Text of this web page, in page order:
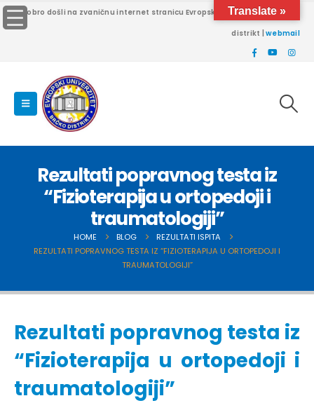
Dobro došli na zvaničnu internet stranicu Evropskog univerziteta Brčko
distrikt |webmail
Rezultati popravnog testa iz
“Fizioterapija u ortopedoji i
traumatologiji”
HOME BLOG
REZULTATI ISPITA
REZULTATI POPRAVNOG TESTA IZ “FIZIOTERAPIJA U ORTOPEDOJI I
TRAUMATOLOGIJI”
Rezultati popravnog testa iz
“Fizioterapija u ortopedoji i
traumatologiji”
Translate »